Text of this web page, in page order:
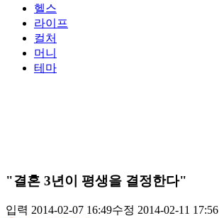
헬스
라이프
컬처
머니
테마
"결혼 3년이 평생을 결정한다"
입력 2014-02-07 16:49수정 2014-02-11 17:56